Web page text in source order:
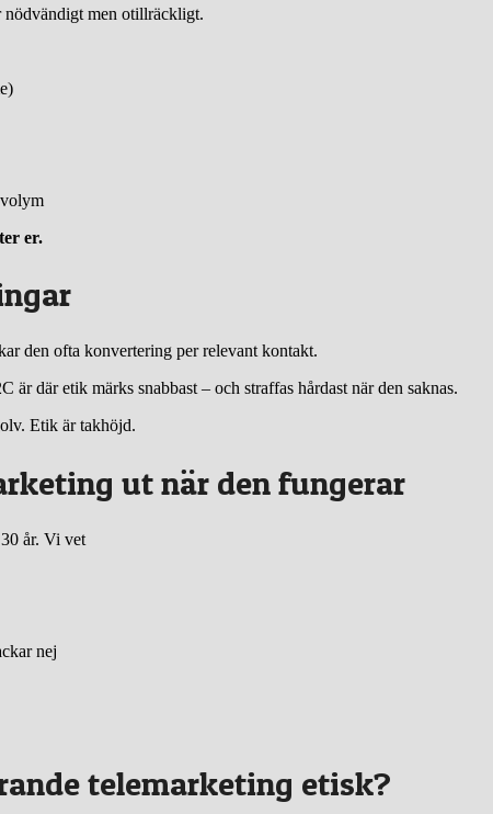
nödvändigt men otillräckligt.
er.
den ofta konvertering per relevant kontakt.
är där etik märks snabbast – och straffas hårdast när den saknas.
Etik är takhöjd.
ut när den fungerar
år. Vi vet
nej
telemarketing etisk?